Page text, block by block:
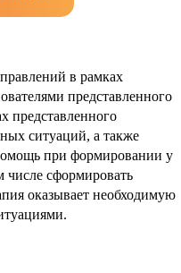
в рамках
представленного
представленного
ситуаций, а также
при формировании у
числе сформировать
оказывает необходимую